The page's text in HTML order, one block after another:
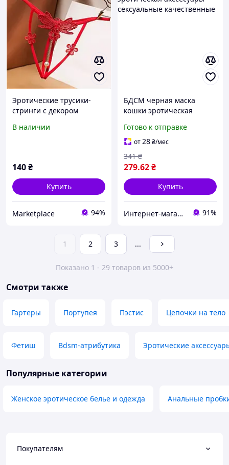
Эротические трусики-
стринги с декором
откровенный аксессуар
В наличии
140₴
Купить
Marketplace 94%
БДСМ черная маска
кошки эротическая
качественные
Готово к отправке
от28₴/мес
279.62₴
341 ₴
Купить
Интернет-магазин Allegoriya 91%
1 2 3 ...
Показано 1 - 29 товаров из 5000+
Смотри также
Гартеры Портупея Пэстис Цепочки на тело
Фетиш Bdsm-атрибутика Эротические
Популярные категории
Женское эротическое белье и одежда Анальные
Покупателям